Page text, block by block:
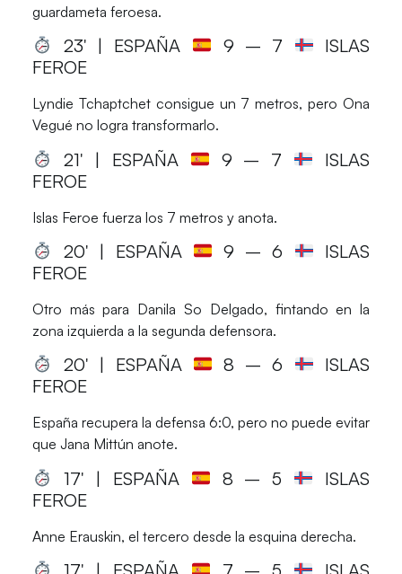
Gestionar consentimiento
para almacenar y/o acceder a la información del dispositivo. El consentimiento
de estas tecnologías nos permitirá procesar datos como el comportamiento de
navegación o las identificaciones únicas en este sitio. No consentir o retirar el
consentimiento, puede afectar negativamente a ciertas características y
funciones.
Aceptar
Denegar
guardameta feroesa.
23′ | ESPAÑA 9 – 7
ISLAS
FEROE
Lyndie Tchaptchet consigue un 7 metros, pero Ona
Vegué no logra transformarlo.
21′ | ESPAÑA 9 – 7
ISLAS
FEROE
Islas Feroe fuerza los 7 metros y anota.
20′ | ESPAÑA 9 – 6
ISLAS
FEROE
Otro más para Danila So Delgado, fintando en la
zona izquierda a la segunda defensora.
20′ | ESPAÑA 8 – 6
ISLAS
FEROE
España recupera la defensa 6:0, pero no puede evitar
que Jana Mittún anote.
17′ | ESPAÑA 8 – 5
ISLAS
FEROE
Anne Erauskin, el tercero desde la esquina derecha.